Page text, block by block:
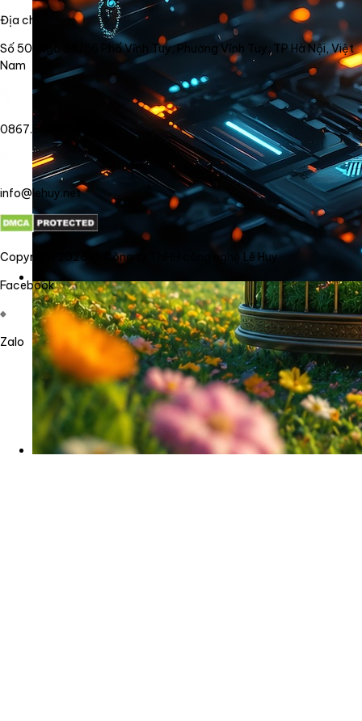
Địa chỉ
Số 50, Ngõ 34/56 Phố Vĩnh Tuy, Phường Vĩnh Tuy, TP Hà Nội, Việt
Nam
0867.800.878
info@lehuy.net
Copyright 2026 @ Công ty TNHH công nghệ Lê Huy
Facebook
Zalo